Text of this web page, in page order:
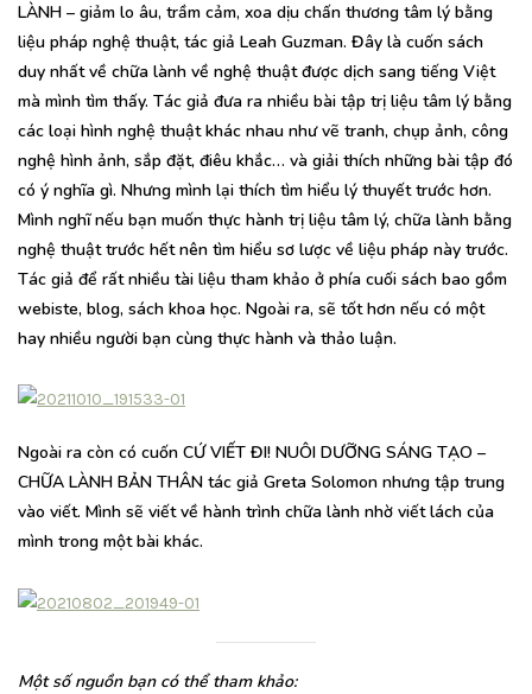
LÀNH – giảm lo âu, trầm cảm, xoa dịu chấn thương tâm lý bằng
liệu pháp nghệ thuật, tác giả Leah Guzman. Đây là cuốn sách
duy nhất về chữa lành về nghệ thuật được dịch sang tiếng Việt
mà mình tìm thấy. Tác giả đưa ra nhiều bài tập trị liệu tâm lý bằng
các loại hình nghệ thuật khác nhau như vẽ tranh, chụp ảnh, công
nghệ hình ảnh, sắp đặt, điêu khắc… và giải thích những bài tập đó
có ý nghĩa gì. Nhưng mình lại thích tìm hiểu lý thuyết trước hơn.
Mình nghĩ nếu bạn muốn thực hành trị liệu tâm lý, chữa lành bằng
nghệ thuật trước hết nên tìm hiểu sơ lược về liệu pháp này trước.
Tác giả để rất nhiều tài liệu tham khảo ở phía cuối sách bao gồm
webiste, blog, sách khoa học. Ngoài ra, sẽ tốt hơn nếu có một
hay nhiều người bạn cùng thực hành và thảo luận.
Ngoài ra còn có cuốn CỨ VIẾT ĐI! NUÔI DƯỠNG SÁNG TẠO –
CHỮA LÀNH BẢN THÂN tác giả Greta Solomon nhưng tập trung
vào viết. Mình sẽ viết về hành trình chữa lành nhờ viết lách của
mình trong một bài khác.
Một số nguồn bạn có thể tham khảo: